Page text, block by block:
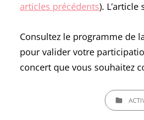
articles précédents).
Consultez le programme de
pour valider votre
concert que vous souhaitez
CATEGORIES